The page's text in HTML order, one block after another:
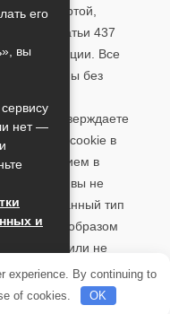
офертой,
2 статьи 437
Федерации. Все
изменены без
вы подтверждаете
файлов cookie в
уведомлением в
Если вы не
данный тип
образом
браузера или не
его
вы
нет —
и
experience. By continuing to
of cookies.
OK